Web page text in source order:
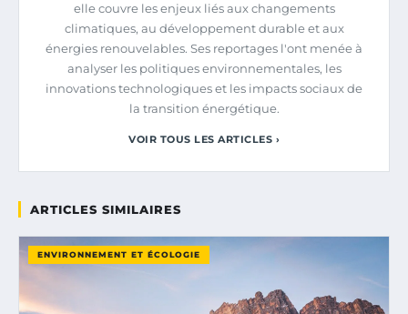
elle couvre les enjeux liés aux changements
climatiques, au développement durable et aux
énergies renouvelables. Ses reportages l'ont menée à
analyser les politiques environnementales, les
innovations technologiques et les impacts sociaux de
la transition énergétique.
VOIR TOUS LES ARTICLES ›
ARTICLES SIMILAIRES
ENVIRONNEMENT ET ÉCOLOGIE